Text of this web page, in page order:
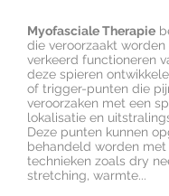
Myofasciale Therapie
die veroorzaakt worden
verkeerd functioneren
deze spieren
of trigger-punten die
veroorzaken met een
lokalisatie en
Deze punten kunnen
behandeld worden met
technieken zoals dry
stretching, warmte...